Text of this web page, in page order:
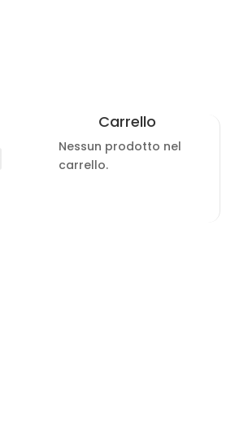
Carrello
Nessun prodotto nel
carrello.